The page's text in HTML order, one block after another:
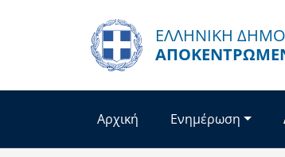
ΕΛΛΗΝΙΚΗ
Αρχική Ενημέρωση